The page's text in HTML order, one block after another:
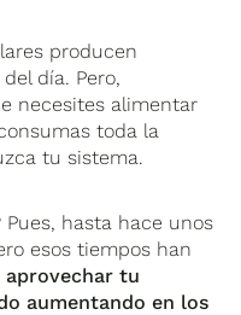
producen
día. Pero,
necesites alimentar
toda la
tu sistema.
Pues, hasta hace unos
esos tiempos han
aprovechar tu
aumentando en los